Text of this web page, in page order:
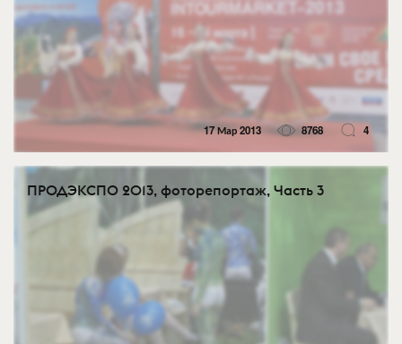
17 Мар 2013 8768 4
ПРОДЭКСПО 2013, фоторепортаж, Часть 3